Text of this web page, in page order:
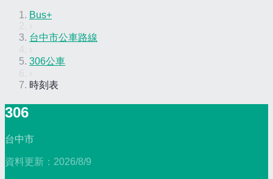
Bus+
台中市公車路線
306公車
時刻表
306
台中市
資料更新： 2026/8/9